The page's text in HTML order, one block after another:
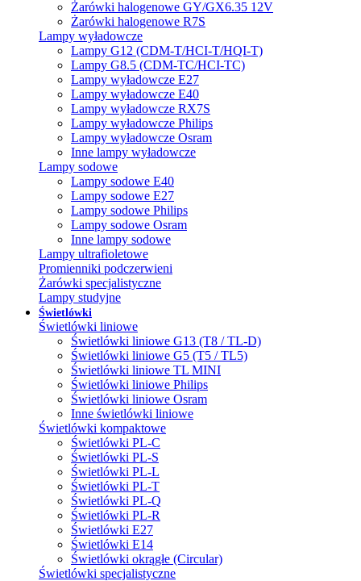
Żarówki halogenowe GY/GX6.35 12V
Żarówki halogenowe R7S
Lampy wyładowcze
Lampy G12 (CDM-T/HCI-T/HQI-T)
Lampy G8.5 (CDM-TC/HCI-TC)
Lampy wyładowcze E27
Lampy wyładowcze E40
Lampy wyładowcze RX7S
Lampy wyładowcze Philips
Lampy wyładowcze Osram
Inne lampy wyładowcze
Lampy sodowe
Lampy sodowe E40
Lampy sodowe E27
Lampy sodowe Philips
Lampy sodowe Osram
Inne lampy sodowe
Lampy ultrafioletowe
Promienniki podczerwieni
Żarówki specjalistyczne
Lampy studyjne
Świetlówki
Świetlówki liniowe
Świetlówki liniowe G13 (T8 / TL-D)
Świetlówki liniowe G5 (T5 / TL5)
Świetlówki liniowe TL MINI
Świetlówki liniowe Philips
Świetlówki liniowe Osram
Inne świetlówki liniowe
Świetlówki kompaktowe
Świetlówki PL-C
Świetlówki PL-S
Świetlówki PL-L
Świetlówki PL-T
Świetlówki PL-Q
Świetlówki PL-R
Świetlówki E27
Świetlówki E14
Świetlówki okrągłe (Circular)
Świetlówki specjalistyczne